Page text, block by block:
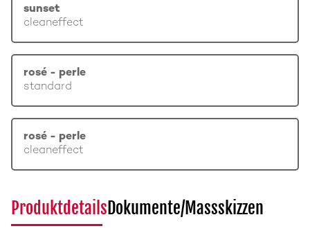
sunset
cleaneffect
rosé - perle
standard
rosé - perle
cleaneffect
ProduktdetailsDokumente/Massskizzen